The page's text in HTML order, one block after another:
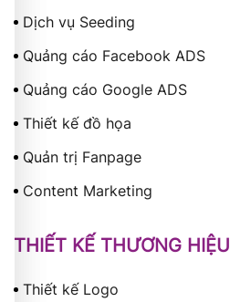
Dịch vụ Seeding
Quảng cáo Facebook ADS
Quảng cáo Google ADS
Thiết kế đồ họa
Quản trị Fanpage
Content Marketing
THIẾT KẾ THƯƠNG HIỆU
Thiết kế Logo